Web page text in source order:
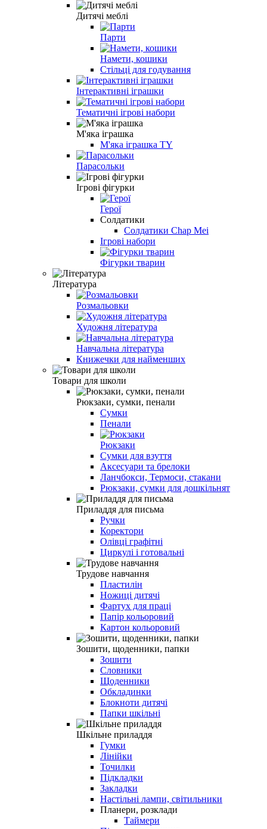
Дитячі меблі
Парти
Намети, кошики
Стільці для годування
Інтерактивні іграшки
Тематичні ігрові набори
М'яка іграшка
М'яка іграшка TY
Парасольки
Ігрові фігурки
Герої
Солдатики
Солдатики Chap Mei
Ігрові набори
Фігурки тварин
Література
Розмальовки
Художня література
Навчальна література
Книжечки для найменших
Товари для школи
Рюкзаки, сумки, пенали
Сумки
Пенали
Рюкзаки
Сумки для взуття
Аксесуари та брелоки
Ланчбокси, Термоси, стакани
Рюкзаки, сумки для дошкільнят
Приладдя для письма
Ручки
Коректори
Олівці графітні
Циркулі і готовальні
Трудове навчання
Пластилін
Ножиці дитячі
Фартух для праці
Папір кольоровий
Картон кольоровий
Зошити, щоденники, папки
Зошити
Словники
Щоденники
Обкладинки
Блокноти дитячі
Папки шкільні
Шкільне приладдя
Гумки
Лінійки
Точилки
Підкладки
Закладки
Настільні лампи, світильники
Планери, розклади
Таймери